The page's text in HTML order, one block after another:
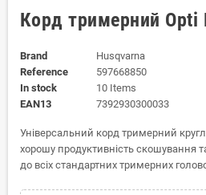
Корд тримерний Opti
Brand
Husqvarna
Reference
597668850
In stock
10 Items
EAN13
7392930300033
Універсальний корд тримерний
хорошу продуктивність скошування
до всіх стандартних тримерних